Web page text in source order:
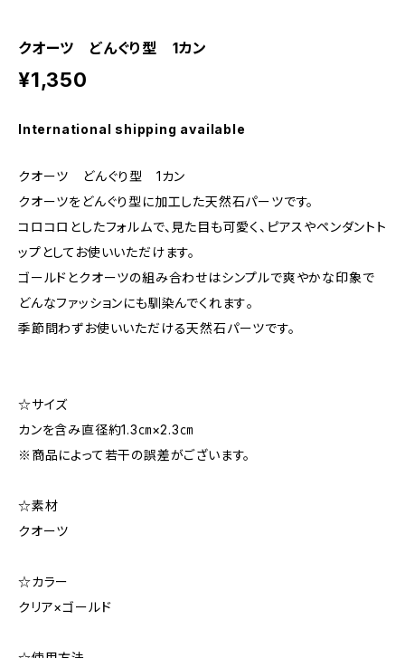
クオーツ どんぐり型 1カン
¥1,350
International shipping available
クオーツ どんぐり型 1カン
クオーツをどんぐり型に加工した天然石パーツです。
コロコロとしたフォルムで、見た目も可愛く、ピアスやペンダントト
ップとしてお使いいただけます。
ゴールドとクオーツの組み合わせはシンプルで爽やかな印象で
どんなファッションにも馴染んでくれます｡
季節問わずお使いいただける天然石パーツです。
☆サイズ
カンを含み直径約1.3㎝×2.3㎝
※商品によって若干の誤差がございます。
☆素材
クオーツ
☆カラー
クリア×ゴールド